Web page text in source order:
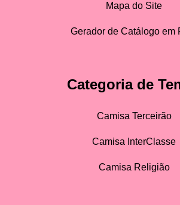
Mapa do Site
Gerador de Catálogo em
Categoria de
Camisa Terceirão
Camisa InterClasse
Camisa Religião